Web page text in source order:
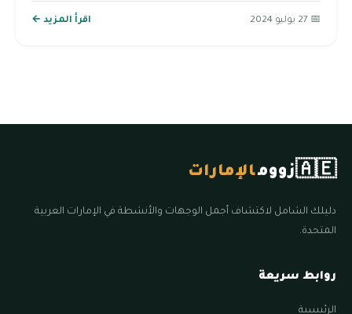
📅 27 يوليو 2024 اقرأ المزيد ←
🇦🇪زوومالإمارات
دليلك الشامل لاكتشاف أجمل الوجهات والأنشطة في الإمارات العربية
المتحدة.
روابط سريعة
الرئيسية